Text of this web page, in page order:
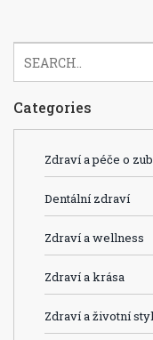
Categories
Zdraví a péče o
Dentální zdraví
Zdraví a wellness
Zdraví a krása
Zdraví a životní styl